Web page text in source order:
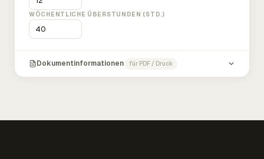
WÖCHENTLICHE ÜBERSTUNDEN (STD.)
Dokumentinformationen für PDF / Druck